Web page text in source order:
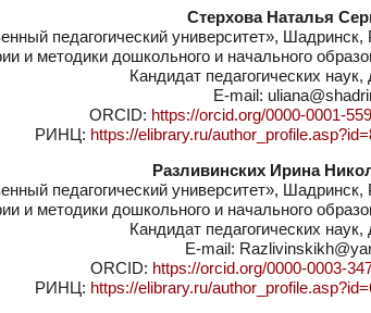
Стерхова Наталья
педагогический университет», Шадринск,
и методики дошкольного и начального
Кандидат педагогических наук,
E-mail:
ORCID: https://orcid.org/0000-0001-
РИНЦ: https://elibrary.ru/
Разливинских Ирина
педагогический университет», Шадринск,
и методики дошкольного и начального
Кандидат педагогических наук,
E-mail:
ORCID: https://orcid.org/0000-0003-
РИНЦ: https://elibrary.ru/